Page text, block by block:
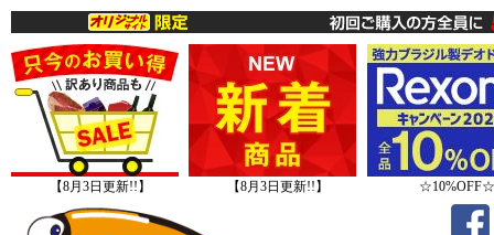
【8月3日更新!!】 【8月3日更新!!】 ☆10%OFF☆